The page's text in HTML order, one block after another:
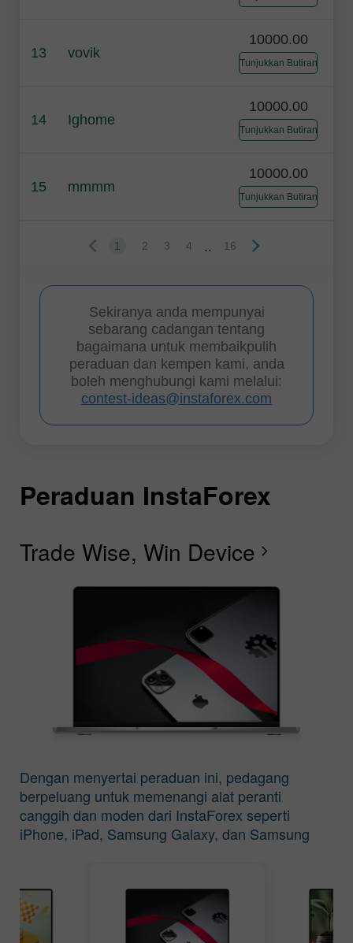
13 vovik
10000.00
Tunjukkan Butiran
14 Ighome
10000.00
Tunjukkan Butiran
15 mmmm
10000.00
Tunjukkan Butiran
1 2 3 4 .. 16
Sekiranya anda mempunyai
sebarang cadangan tentang
bagaimana untuk membaikpulih
peraduan dan kempen kami, anda
boleh menghubungi kami melalui:
contest-ideas@instaforex.com
Peraduan InstaForex
Trade Wise, Win Device chevron_right
Dengan menyertai peraduan ini, pedagang
berpeluang untuk memenangi alat peranti
canggih dan moden dari InstaForex seperti
iPhone, iPad, Samsung Galaxy, dan Samsung